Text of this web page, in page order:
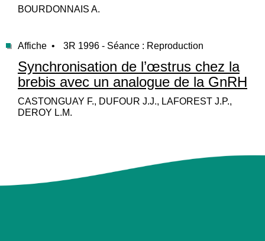
BOURDONNAIS A.
Affiche • 3R 1996 - Séance : Reproduction
Synchronisation de l’œstrus chez la
brebis avec un analogue de la GnRH
CASTONGUAY F., DUFOUR J.J., LAFOREST J.P.,
DEROY L.M.